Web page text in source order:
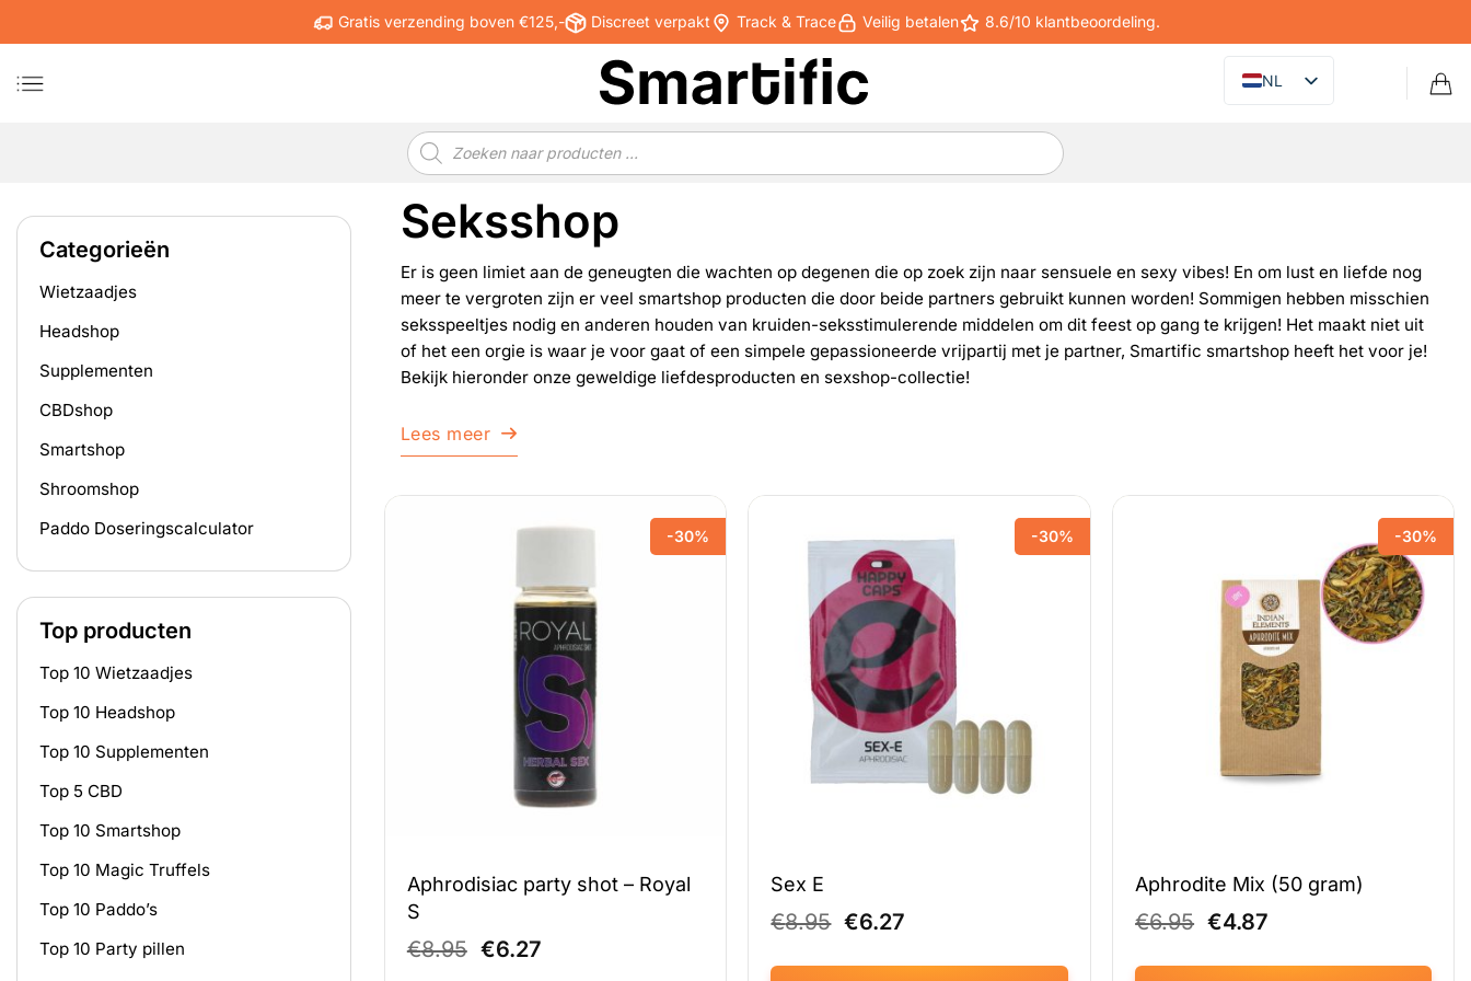
Gratis verzending boven €125,- Discreet verpakt Track & Trace Veilig betalen 8.6/10 klantbeoordeling.
NL
Producten
zoeken
Categorieën
Wietzaadjes
Headshop
Supplementen
CBDshop
Smartshop
Shroomshop
Paddo Doseringscalculator
Top producten
Top 10 Wietzaadjes
Top 10 Headshop
Top 10 Supplementen
Top 5 CBD
Top 10 Smartshop
Top 10 Magic Truffels
Top 10 Paddo’s
Top 10 Party pillen
Seksshop
Er is geen limiet aan de geneugten die wachten op degenen die op zoek zijn naar sensuele en sexy vibes! En om lust en liefde nog
meer te vergroten zijn er veel smartshop producten die door beide partners gebruikt kunnen worden! Sommigen hebben misschien
seksspeeltjes nodig en anderen houden van kruiden-seksstimulerende middelen om dit feest op gang te krijgen! Het maakt niet uit
of het een orgie is waar je voor gaat of een simpele gepassioneerde vrijpartij met je partner, Smartific smartshop heeft het voor je!
Bekijk hieronder onze geweldige liefdesproducten en sexshop-collectie!
Lees meer
-30%
Aphrodisiac party shot – Royal
S
€8.95 Oorspronkelijke
€6.27Huidige
-30%
Sex E
€8.95 Oorspronkelijke
was:
€6.27
is:
-30%
Aphrodite Mix (50 gram)
€6.95 Oorspronkelijke
was:
€4.87
is: